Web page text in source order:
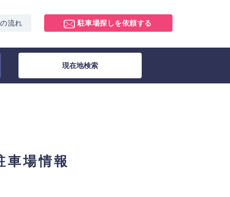
流れ 駐車場探しを依頼する
現在地検索
車場情報